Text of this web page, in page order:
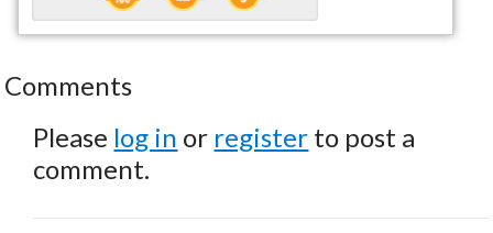
Comments
Please log in or register to post a
comment.